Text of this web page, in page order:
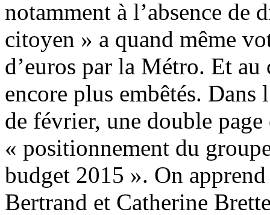
notamment à l’absence de
citoyen » a quand même
d’euros par la Métro. Et
encore plus embêtés.
de février, une double page
« positionnement du
budget 2015 ». On
Bertrand et Catherine